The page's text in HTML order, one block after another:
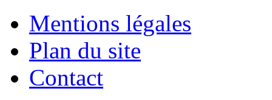
Mentions légales
Plan du site
Contact